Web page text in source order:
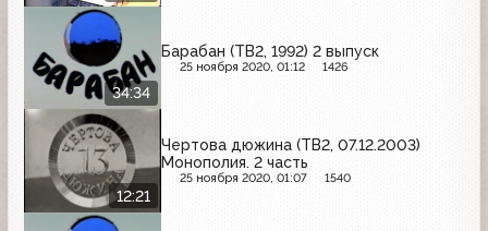
34:34
Барабан (ТВ2, 1992) 2 выпуск
25 ноября 2020, 01:12 1426
12:21
Чертова дюжина (ТВ2, 07.12.2003)
Монополия. 2 часть
25 ноября 2020, 01:07 1540